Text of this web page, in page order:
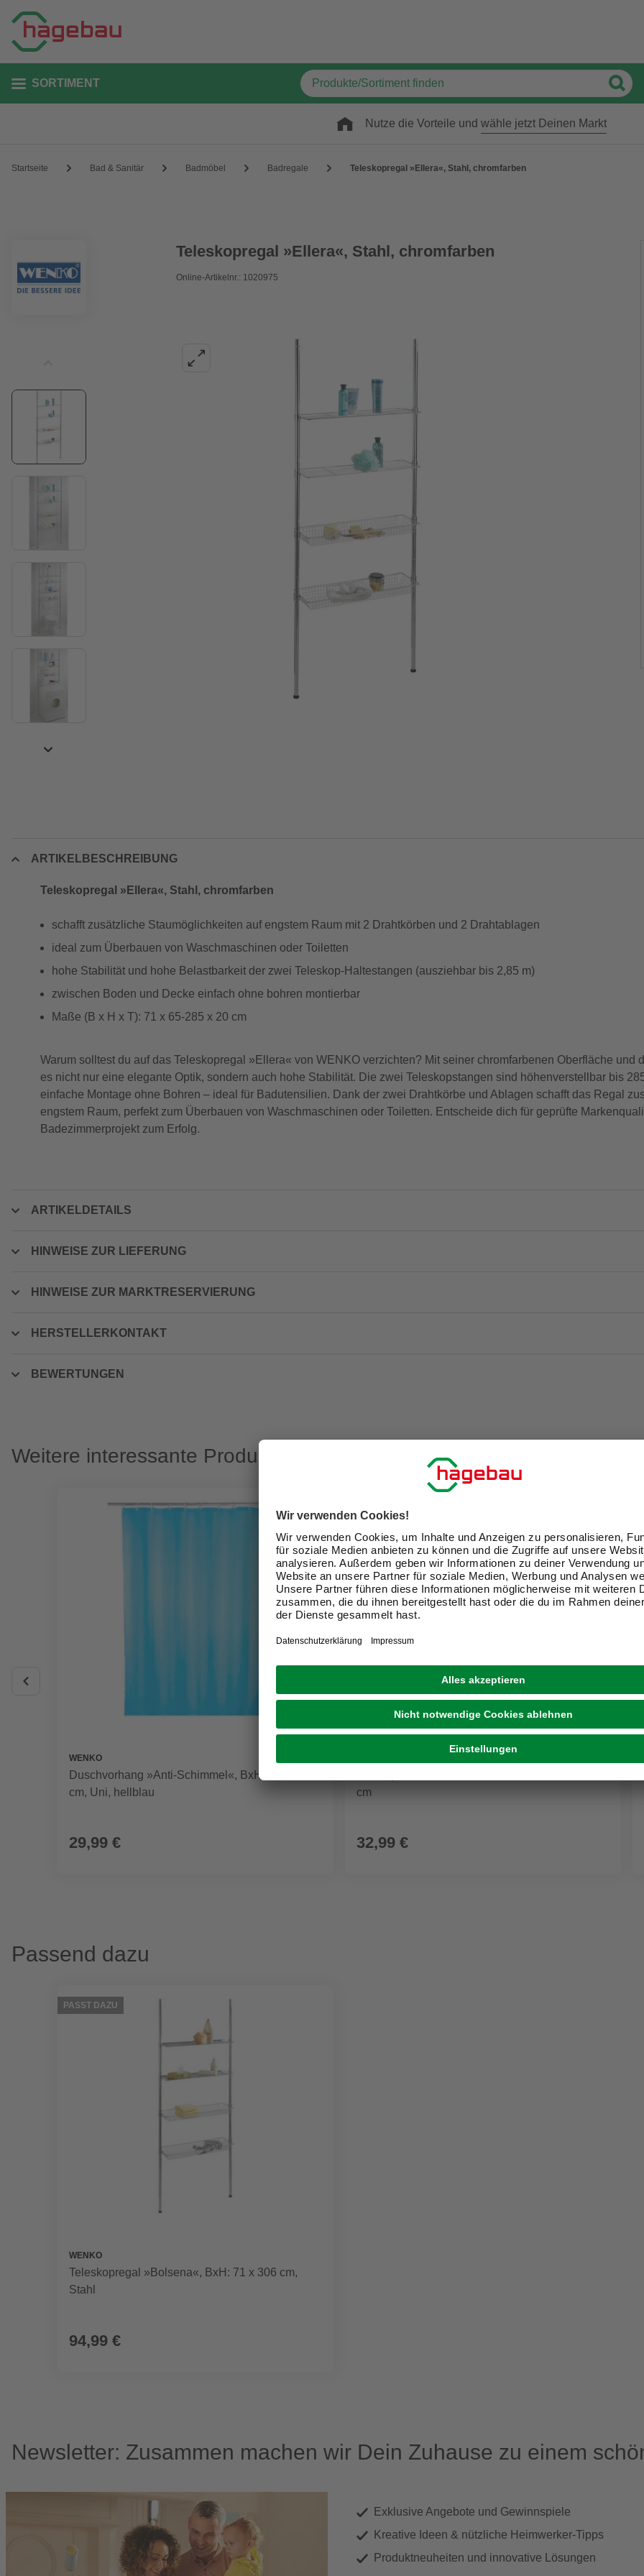
SORTIMENT
Nutze die Vorteile und wähle jetzt Deinen Markt
Startseite Bad & Sanitär Badmöbel Badregale Teleskopregal »Ellera«, Stahl, chromfarben
Teleskopregal »Ellera«, Stahl, chromfarben
Online-Artikelnr.: 1020975
ARTIKELBESCHREIBUNG
Teleskopregal »Ellera«, Stahl, chromfarben
schafft zusätzliche Staumöglichkeiten auf engstem Raum mit 2 Drahtkörben und 2 Drahtablagen
ideal zum Überbauen von Waschmaschinen oder Toiletten
hohe Stabilität und hohe Belastbarkeit der zwei Teleskop-Haltestangen (ausziehbar bis 2,85 m)
zwischen Boden und Decke einfach ohne bohren montierbar
Maße (B x H x T): 71 x 65-285 x 20 cm
Warum solltest du auf das Teleskopregal »Ellera« von WENKO verzichten? Mit seiner chromfarbenen Oberfläche und
es nicht nur eine elegante Optik, sondern auch hohe Stabilität. Die zwei Teleskopstangen sind höhenverstellbar bis
einfache Montage ohne Bohren – ideal für Badutensilien. Dank der zwei Drahtkörbe und Ablagen schafft das Regal
engstem Raum, perfekt zum Überbauen von Waschmaschinen oder Toiletten. Entscheide dich für geprüfte
Badezimmerprojekt zum Erfolg.
ARTIKELDETAILS
HINWEISE ZUR LIEFERUNG
HINWEISE ZUR MARKTRESERVIERUNG
HERSTELLERKONTAKT
BEWERTUNGEN
Weitere interessante Produkte
WENKO
Duschvorhang »Anti-Schimmel«, BxH: 180 x 200
cm, Uni, hellblau
29,99 €
cm
32,99 €
Passend dazu
PASST DAZU
WENKO
Teleskopregal »Bolsena«, BxH: 71 x 306 cm,
Stahl
94,99 €
Newsletter: Zusammen machen wir Dein Zuhause zu einem
Exklusive Angebote und Gewinnspiele
Kreative Ideen & nützliche Heimwerker-Tipps
Produktneuheiten und innovative Lösungen